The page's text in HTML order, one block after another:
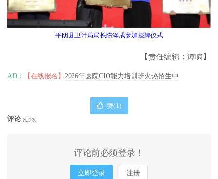
平阴县卫计局局长陈泽成参加授牌仪式
【责任编辑：谭啸】
AD： 【在线报名】 2026年医院CIO能力培训班火热招生中
赞(1 )
评论 抢沙发
评论前必须登录！
立即登录 注册